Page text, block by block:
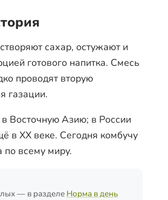
сахар, остужают и
готового напитка. Смесь
проводят вторую
газации.
Восточную Азию; в России
в XX веке. Сегодня комбучу
всему миру.
— в разделе Норма в день